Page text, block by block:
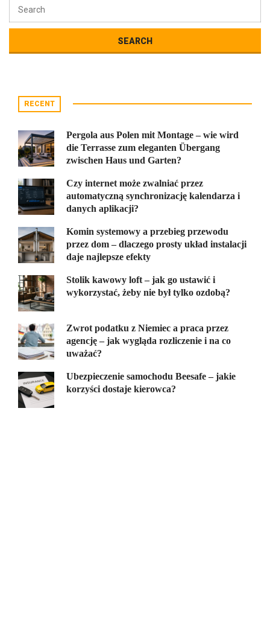
RECENT
Pergola aus Polen mit Montage – wie wird
die Terrasse zum eleganten Übergang
zwischen Haus und Garten?
Czy internet może zwalniać przez
automatyczną synchronizację kalendarza i
danych aplikacji?
Komin systemowy a przebieg przewodu
przez dom – dlaczego prosty układ instalacji
daje najlepsze efekty
Stolik kawowy loft – jak go ustawić i
wykorzystać, żeby nie był tylko ozdobą?
Zwrot podatku z Niemiec a praca przez
agencję – jak wygląda rozliczenie i na co
uważać?
Ubezpieczenie samochodu Beesafe – jakie
korzyści dostaje kierowca?